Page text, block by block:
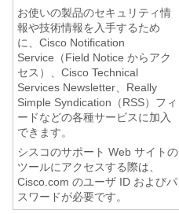
お使いの製品のセキュリティ情
報や技術情報を入手するため
に、Cisco Notification
Service（Field Notice からアク
セス）、Cisco Technical
Services Newsletter、Really
Simple Syndication（RSS）フィ
ードなどの各種サービスに加入
できます。
シスコのサポート Web サイトの
ツールにアクセスする際は、
Cisco.com のユーザ ID およびパ
スワードが必要です。